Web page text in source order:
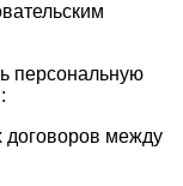
персональную
договоров между